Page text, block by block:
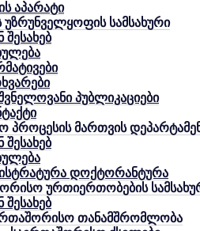
აპარატი
უზრუნველყოფის სამსახური
შესახებ
პუბლიკაციები
პროცესის მართვის
შესახებ
დოქტორანტურა
ურთიერთობების
შესახებ
თანამშრომლობა